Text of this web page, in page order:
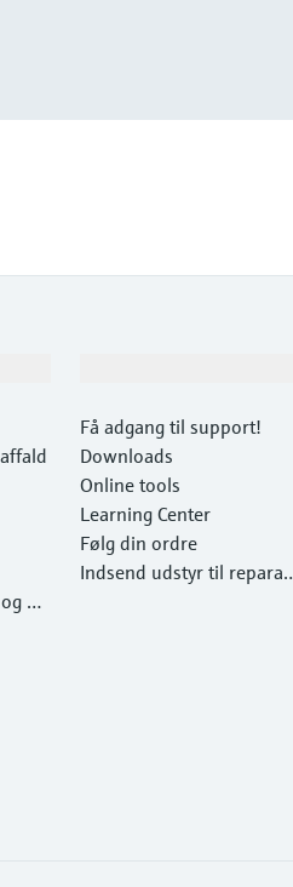
m
Få adgang til support!
Downloads
Online tools
Learning Center
Følg din ordre
Indsend udstyr til reparati